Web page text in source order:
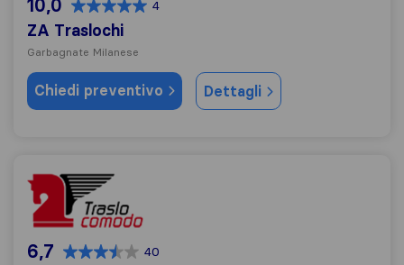
10,0 4
ZA Traslochi
Garbagnate Milanese
Chiedi preventivo Dettagli
Traslocomodo srl
6,7 40